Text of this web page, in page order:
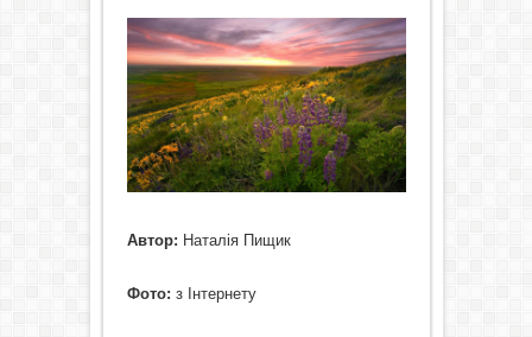
Автор: Наталія Пищик
Фото: з Інтернету